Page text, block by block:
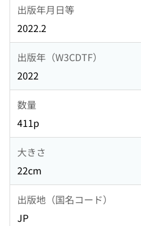
出版年月日等
2022.2
出版年（W3CDTF）
2022
数量
411p
大きさ
22cm
出版地（国名コード）
JP